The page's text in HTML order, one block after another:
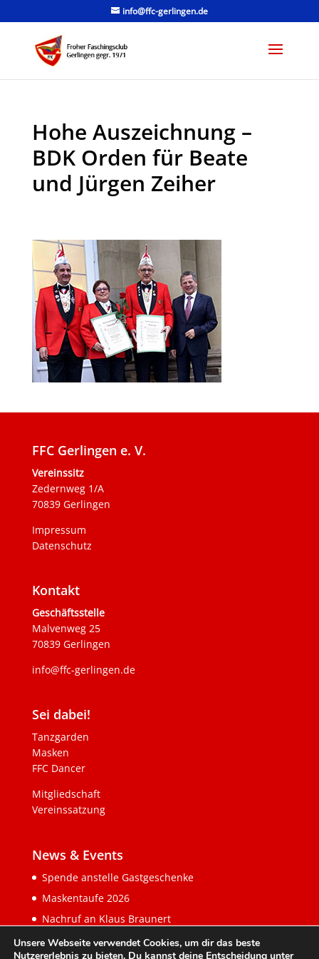
info@ffc-gerlingen.de
Hohe Auszeichnung –
BDK Orden für Beate
und Jürgen Zeiher
FFC Gerlingen e. V.
Vereinssitz
Zedernweg 1/A
70839 Gerlingen
Impressum
Datenschutz
Kontakt
Geschäftsstelle
Malvenweg 25
70839 Gerlingen
info@ffc-gerlingen.de
Sei dabei!
Tanzgarden
Masken
FFC Dancer
Mitgliedschaft
Vereinssatzung
News & Events
Spende anstelle Gastgeschenke
Maskentaufe 2026
Nachruf an Klaus Braunert
Unsere Webseite verwendet Cookies, um dir das beste
Nutzererlebnis zu bieten. Du kannst deine Entscheidung unter